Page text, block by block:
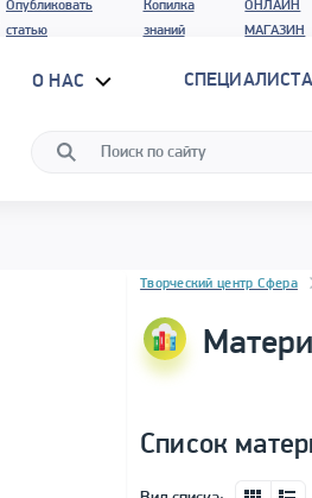
Опубликовать
статью
Копилка
знаний
ОНЛАЙН
МАГАЗИН
О НАС
Блок новостей
Творческий центр Сфера
Список